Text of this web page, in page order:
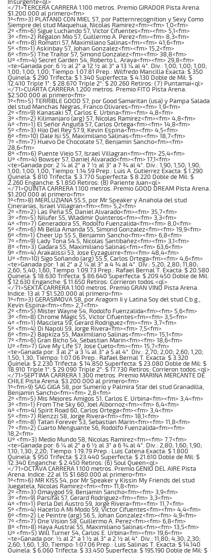
Insurgente<ql>
</71>TERCERA CARRERA 1.100 metros. Premio GIRADOR Pista Arena.
$1.200.000 al primero<fm>
1º<fm>3) PLATANO CON MIEL 57, por Patternrecognition y Sexy Como
Siempre del stud Maquehua, Nicolas Ramirez<fm><fm> 1,0<fm>
2º <fm>6) Sigue Luchando 57, Victor Cifuentes<fm><fm> 5,1<fm>
3º <fm>2) Regalon Mio 57, Guillermo A. Perez<fm><fm> 8,3<fm>
4º <fm>8) Romatri 57, Maximiliano Salinas<fm><fm> 41,6<fm>
5º <fm>1) Askinbay 57, Johan Gonzalez<fm><fm> 15,2<fm>
6º <fm>5) The Traitor 57, Simond Gonzalez<fm><fm> 38,8<fm>
Uº <fm>4) Secret Garden 54, Roberto L. Araya<fm><fm> 29,8<fm>
<te>Ganada por: 6 ½ al 2° a 12 ½ al 3° a 13 ¼ al 4°. Div.: 1,00; 1,00; 1,00;
1,00; 1,00; 1,00; Tiempo: 1:07.81 Prep.: Wilfredo Mancilla Exacta: $ 350
Quinela: $ 290 Trifecta: $ 1.340 Superfecta: $ 4.130 Doble de Mil: $
12.410 Triple 1°: $ 28.670 Triple 2°: $ 20.260 Retiros: (7) Puntamai<ql>
</71>CUARTA CARRERA 1.200 metros. Premio FITO Pista Arena.
$2.500.000 al primero<fm>
1º<fm>5) TERRIBLE GOOD 57, por Good Samaritan (usa) y Pampa Salada
del stud Manchas Negras, Franco Olivares<fm><fm> 1,9<fm>
2º <fm>9) Kanasaki 57, Carlos E. Urbina<fm><fm> 4,8<fm>
3º <fm>2) Kilimanjaro (arg) 57, Nicolas Ramirez<fm><fm> 4,8<fm>
4º <fm>1) El Señor Anguita 57, Carlos Ortega<fm><fm> 14,8<fm>
5º <fm>3) Hijo Del Rey 57.9, Kevin Espina<fm><fm> 4,5<fm>
6º <fm>10) Dale Isi 55, Maximiliano Salinas<fm><fm> 18,7<fm>
7º <fm>7) Huevo De Chocolate 57, Benjamin Sancho<fm><fm>
28,6<fm>
8º <fm>6) Puente Viejo 57, Israel Villagran<fm><fm> 25,4<fm>
Uº <fm>4) Bowser 57, Daniel Alvarado<fm><fm> 17,1<fm>
<te>Ganada por: 2 ¼ al 2° a 7 ½ al 3° a 7 ¾ al 4°. Div.: 1,90; 1,50; 1,90;
1,00; 1,00; 1,00; Tiempo: 1:14.59 Prep.: Luis A. Gutierrez Exacta: $ 1.290
Quinela: $ 810 Trifecta: $ 3.770 Superfecta: $ 8.220 Doble de Mil: $
2.260 Enganche: $ 1.850 Retiros: (8) Pariente Juan<ql>
</71>QUINTA CARRERA 1.100 metros. Premio GOOD DREAM Pista Arena.
$1.200.000 al primero<fm>
1º<fm>8) MERLUZIANA 55.5, por Mr Speaker y Anahola del stud
Cinerarias, Israel Villagran<fm><fm> 5,2<fm>
2º <fm>2) Las Peña 55, Daniel Alvarado<fm><fm> 35,7<fm>
3º <fm>5) Nilufer 55, Wladimir Quinteros<fm><fm> 3,3<fm>
4º <fm>7) Generadora 55, Rodolfo Fuenzalida<fm><fm> 8,0<fm>
5º <fm>6) Mi Bella Amanda 55, Simond Gonzalez<fm><fm> 19,9<fm>
6º <fm>1) Cheer Up 55.5, Benjamin Sancho<fm><fm> 6,8<fm>
7º <fm>9) Lady Tona 54.5, Nicolas Santibañez<fm><fm> 3,1<fm>
8º <fm>3) Gadara 55, Maximiliano Salinas<fm><fm> 63,6<fm>
9º <fm>4) Arakalissi 53, Jose Eyzaguirre<fm><fm> 48,4<fm>
Uº <fm>10) Sigo Soñando (arg) 55.5, Carlos Ortega<fm><fm> 4,6<fm>
<te>Ganada por: 1 al 2° a 2 ¼ al 3° a 4 ¾ al 4°. Div.: 5,20; 2,80; 11,80;
2,60; 5,40; 1,60; Tiempo: 1:09.73 Prep.: Rafael Bernal T. Exacta: $ 20.580
Quinela: $ 18.630 Trifecta: $ 86.640 Superfecta: $ 209.450 Doble de Mil:
$ 12.630 Enganche: $ 11.650 Retiros: Corrieron todos.<ql>
</71>SEXTA CARRERA 1.100 metros. Premio GRAN VINO Pista Arena.
Indice: 13 al 7 $1.520.000 al primero<fm>
1º<fm>3) GERASIMOVA 58, por Aragorn Ii y Latina Soy del stud C.b.g.,
Kevin Espina<fm><fm> 2,7<fm>
2º <fm>5) Mister Wayne 54, Rodolfo Fuenzalida<fm><fm> 5,6<fm>
3º <fm>8) Chrome Magic 55, Victor Cifuentes<fm><fm> 3,5<fm>
4º <fm>1) Mascleta 59, Gerard Rodriguez<fm><fm> 3,7<fm>
5º <fm>4) Di Napoli 59, Jorge Rivera<fm><fm> 7,5<fm>
6º <fm>2) Bapkiza 55, Maximiliano Salinas<fm><fm> 15,1<fm>
7º <fm>6) Gran Bicho 54, Sebastian Marin<fm><fm> 18,6<fm>
Uº <fm>7) Give My Life 57, Jose Cueto<fm><fm> 15,7<fm>
<te>Ganada por: 3 al 2° a 3 ¼ al 3° a 5 al 4°. Div.: 2,70; 2,00; 2,60; 1,20;
1,50; 1,30; Tiempo: 1:07.06 Prep.: Rafael Bernal T. Exacta: $ 3.320
Quinela: $ 2.230 Trifecta: $ 14.850 Superfecta: $ 23.080 Doble de Mil: $
18.910 Triple 1°: $ 29.090 Triple 2°: $ 17.730 Retiros: Corrieron todos.<ql>
</71>SEPTIMA CARRERA 1.300 metros. Premio MARINA MERCANTE DE
CHILE Pista Arena. $3.200.000 al primero<fm>
1º<fm>9) SAG GIGA 58, por Sumerio y Palmira Star del stud Granadilla,
Benjamin Sancho<fm><fm> 2,8<fm>
2º <fm>5) Mis Mejores Amigos 51, Carlos E. Urbina<fm><fm> 3,4<fm>
3º <fm>1) From The Sky 60, Joel Albornoz<fm><fm> 6,4<fm>
4º <fm>4) Spirit Road 60, Carlos Ortega<fm><fm> 3,4<fm>
5º <fm>7) Rienzzi 58, Jorge Rivera<fm><fm> 18,1<fm>
6º <fm>8) Tatan Forever 53, Sebastian Marin<fm><fm> 11,8<fm>
7º <fm>2) Cuarto Menguante 56, Rodolfo Fuenzalida<fm><fm>
18,2<fm>
Uº <fm>3) Medio Mundo 58, Nicolas Ramirez<fm><fm> 7,7<fm>
<te>Ganada por: 6 ¼ al 2° a 6 ½ al 3° a 6 ¾ al 4°. Div.: 2,80; 1,60; 1,90;
1,10; 1,30; 2,20; Tiempo: 1:19.79 Prep.: Luis Catena Exacta: $ 1.800
Quinela: $ 950 Trifecta: $ 23.440 Superfecta: $ 21.610 Doble de Mil: $
12.340 Enganche: $ 2.450 Retiros: (6) Soul Queen<ql>
</71>OCTAVA CARRERA 1.100 metros. Premio GENIO DEL AIRE Pista
Arena. Indice: 22 al 15 $1.680.000 al primero<fm>
1º<fm>6) MR KISS 54, por Mr Speaker y Kissin My Friends del stud
Juegatela, Nicolas Ramirez<fm><fm> 11,8<fm>
2º <fm>3) Omaygod 59, Benjamin Sancho<fm><fm> 3,9<fm>
3º <fm>9) Parsifal 57, Gerard Rodriguez<fm><fm> 3,3<fm>
4º <fm>1) Perla Del Austro 59, Jorge Rivera<fm><fm> 11,7<fm>
5º <fm>4) Hacerlo A Mi Modo 59, Victor Cifuentes<fm><fm> 4,4<fm>
6º <fm>2) Le Peintre (arg) 56.5, Johan Gonzalez<fm><fm> 4,9<fm>
7º <fm>7) One Vision 58, Guillermo A. Perez<fm><fm> 6,8<fm>
8º <fm>8) Haya Austral 55, Maximiliano Salinas<fm><fm> 13,5<fm>
Uº <fm>5) Will Turner 54, Carlos E. Urbina<fm><fm> 19,6<fm>
<te>Ganada por: ½ al 2° a 1 ½ al 3° a 2 ½ al 4°. Div.: 11,80; 4,30; 2,30;
2,60; 1,60; 1,30; Tiempo: 1:07.06 Prep.: Luis Salinas T. Exacta: $ 14.140
Quinela: $ 6.060 Trifecta: $ 33.450 Superfecta: $ 195.190 Doble de Mil: $